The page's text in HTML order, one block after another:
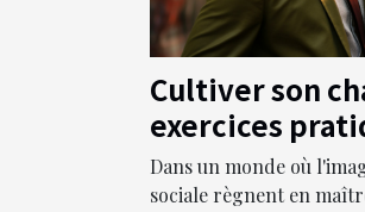
Cultiver son
exercices
devenir
Dans un monde où
sociale règnent en